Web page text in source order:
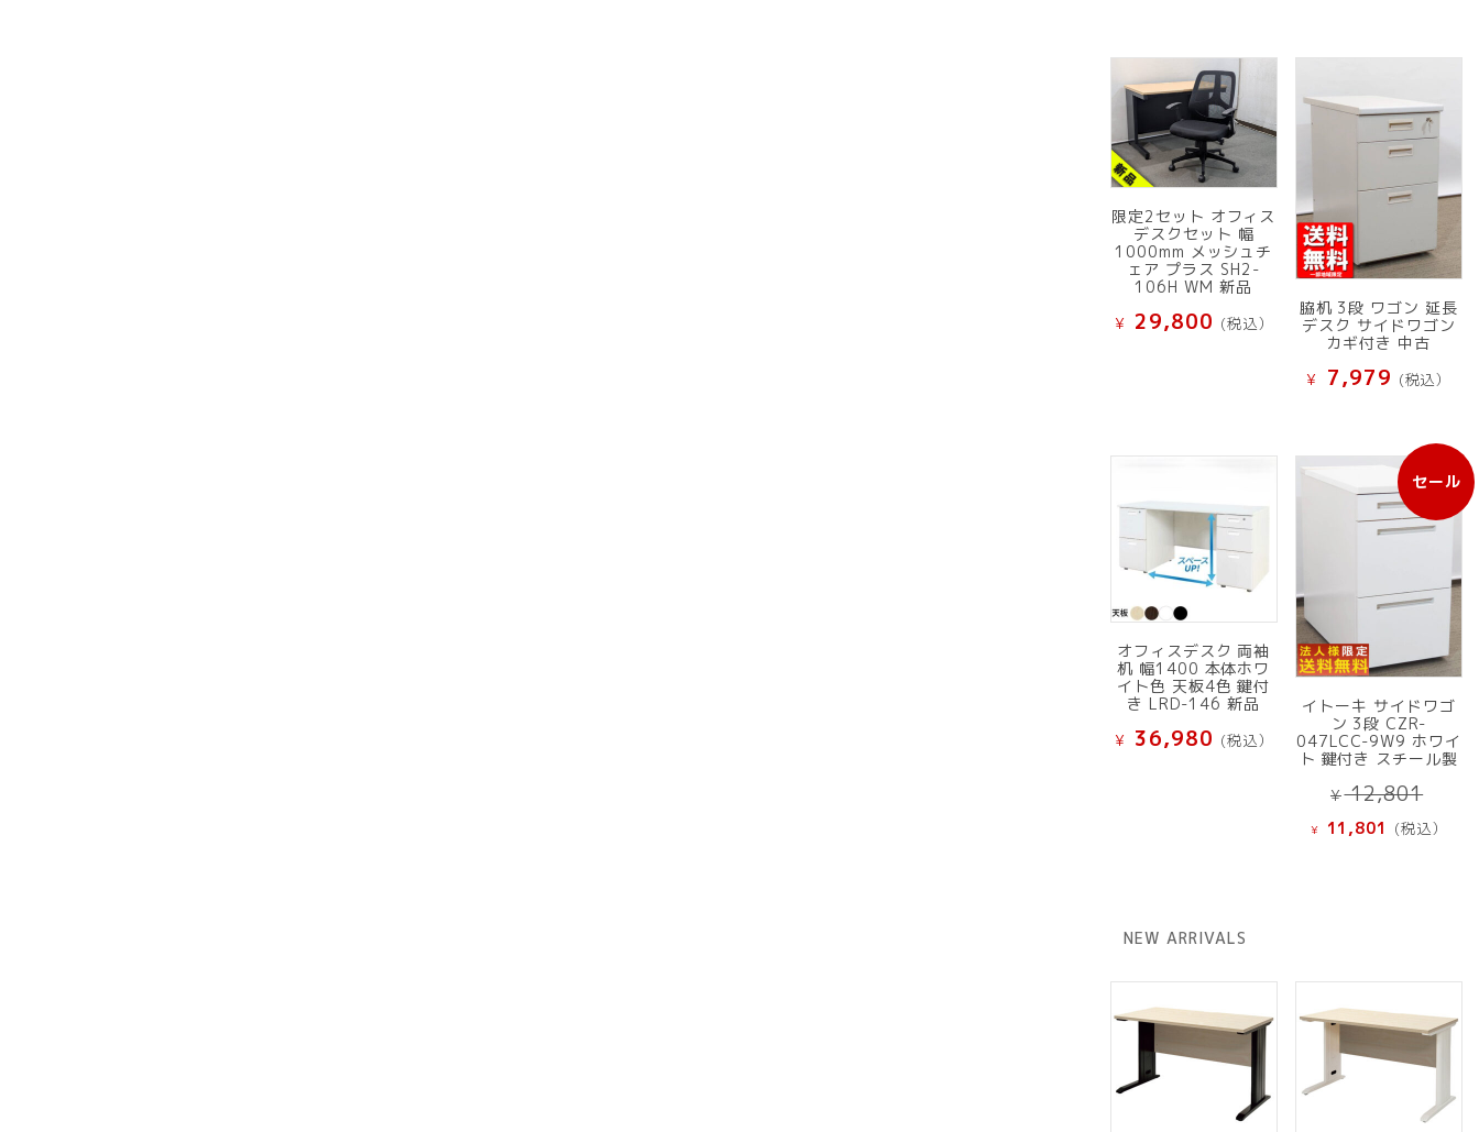
限定2セット オフィス
デスクセット 幅
1000mm メッシュチ
ェア プラス SH2-
106H WM 新品
¥ 29,800 (税込）
脇机 3段 ワゴン 延長
デスク サイドワゴン
カギ付き 中古
¥ 7,979 (税込）
オフィスデスク 両袖
机 幅1400 本体ホワ
イト色 天板4色 鍵付
き LRD-146 新品
¥ 36,980 (税込）
セール
販
売
中
品
イトーキ サイドワゴ
ン 3段 CZR-
047LCC-9W9 ホワイ
ト 鍵付き スチール製
¥12,801
の
価
¥ 11,801 現
す。
(税込）
NEW ARRIVALS